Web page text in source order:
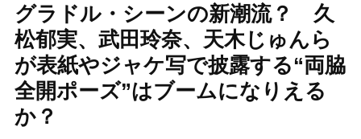
グラドル・シーンの新潮流？ 久
松郁実、武田玲奈、天木じゅんら
が表紙やジャケ写で披露する“両脇
全開ポーズ”はブームになりえる
か？